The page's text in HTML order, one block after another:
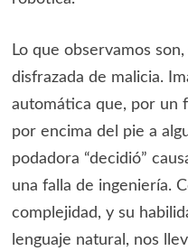
Lo que observamos
disfrazada de malicia.
automática que, por un
por encima del pie a
podadora “decidió”
una falla de ingeniería.
complejidad, y su
lenguaje natural, nos